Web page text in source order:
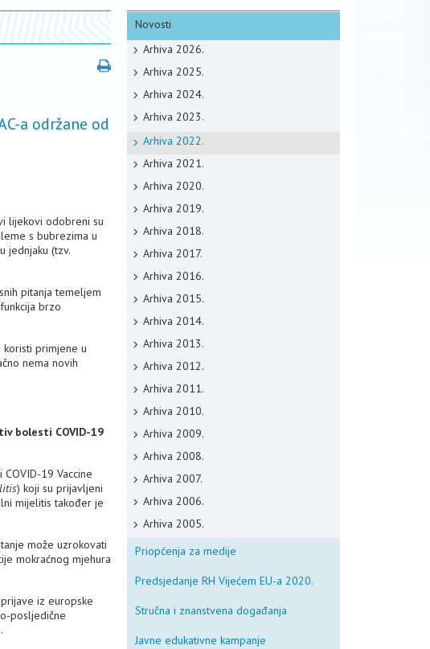
a održane od
lijekovi odobreni su
s bubrezima u
jednjaku (tzv.
pitanja temeljem
brzo
primjene u
nema novih
bolesti COVID-19
19 Vaccine
) koji su prijavljeni
mijelitis također je
može uzrokovati
mokraćnog mjehura
iz europske
posljedične
Novosti
Arhiva 2026.
Arhiva 2025.
Arhiva 2024.
Arhiva 2023.
Arhiva 2022.
Arhiva 2021.
Arhiva 2020.
Arhiva 2019.
Arhiva 2018.
Arhiva 2017.
Arhiva 2016.
Arhiva 2015.
Arhiva 2014.
Arhiva 2013.
Arhiva 2012.
Arhiva 2011.
Arhiva 2010.
Arhiva 2009.
Arhiva 2008.
Arhiva 2007.
Arhiva 2006.
Arhiva 2005.
Priopćenja za medije
Predsjedanje RH Vijećem EU-a 2020.
Stručna i znanstvena događanja
Javne edukativne kampanje